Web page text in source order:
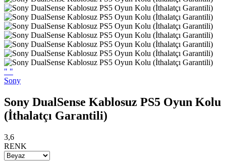
" "
Sony
Sony DualSense Kablosuz PS5 Oyun Kolu
(İthalatçı Garantili)
3,6
RENK